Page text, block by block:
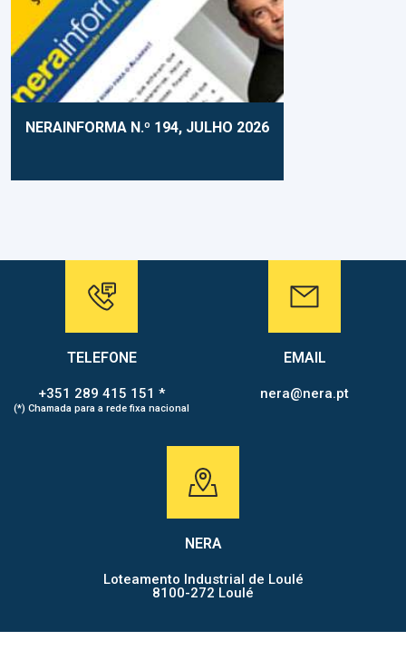
NERAINFORMA N.º 194, JULHO 2026
TELEFONE
+351 289 415 151 *
(*) Chamada para a rede fixa nacional
EMAIL
nera@nera.pt
NERA
Loteamento Industrial de Loulé
8100-272 Loulé